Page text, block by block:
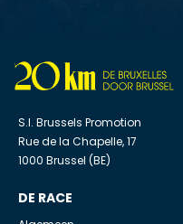
S.I. Brussels Promotion
Rue de la Chapelle, 17
1000 Brussel (BE)
DE RACE